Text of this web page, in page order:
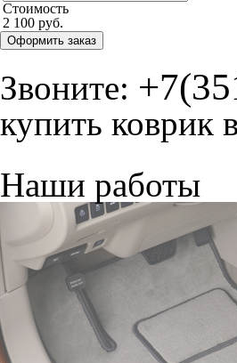
Стоимость
2 100 руб.
Оформить заказ
Звоните:
купить коврик
Наши работы